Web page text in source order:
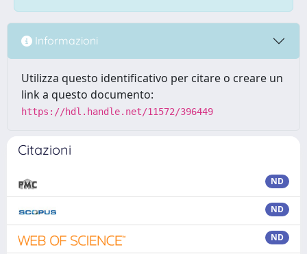
Informazioni
Utilizza questo identificativo per citare o creare un
link a questo documento:
https://hdl.handle.net/11572/396449
Citazioni
ND
ND
ND